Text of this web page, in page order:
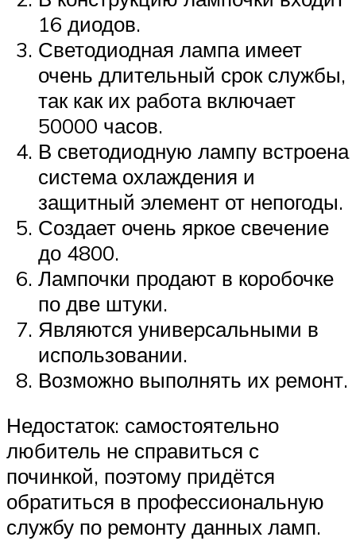
16 диодов.
Светодиодная лампа имеет
очень длительный срок службы,
так как их работа включает
50000 часов.
В светодиодную лампу встроена
система охлаждения и
защитный элемент от непогоды.
Создает очень яркое свечение
до 4800.
Лампочки продают в коробочке
по две штуки.
Являются универсальными в
использовании.
Возможно выполнять их ремонт.
Недостаток: самостоятельно
любитель не справиться с
починкой, поэтому придётся
обратиться в профессиональную
службу по ремонту данных ламп.